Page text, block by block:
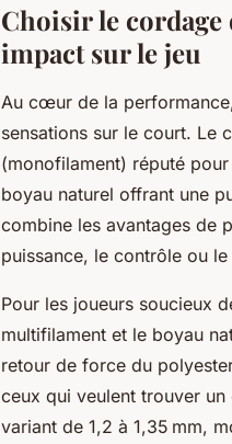
Choisir le cordage
impact sur le jeu
Au cœur de la
sensations sur le court. Le
(monofilament) réputé
boyau naturel offrant une
combine les avantages de
puissance, le contrôle ou
Pour les joueurs soucieux
multifilament et le boyau
retour de force du
ceux qui veulent trouver un
variant de 1,2 à 1,35 mm,